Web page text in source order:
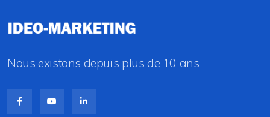
Nous existons depuis plus de 10 ans